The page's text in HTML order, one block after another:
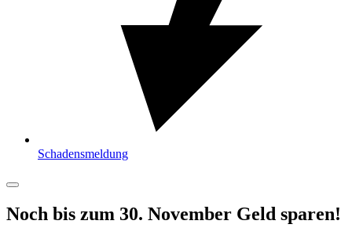
Schadensmeldung
Noch bis zum 30. November Geld sparen!